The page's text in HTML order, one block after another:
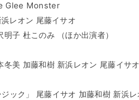
Glee Monster
レオン 尾藤イサオ
子 杜このみ （ほか出演者）
冬美 加藤和樹 新浜レオン 尾藤イサオ
ック」 尾藤イサオ 加藤和樹 新浜